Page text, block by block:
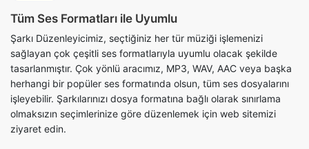
herhangi bir popüler ses formatında olsun, tüm ses dosyalarını
işleyebilir. Şarkılarınızı dosya formatına bağlı olarak sınırlama
olmaksızın seçimlerinize göre düzenlemek için web sitemizi
ziyaret edin.